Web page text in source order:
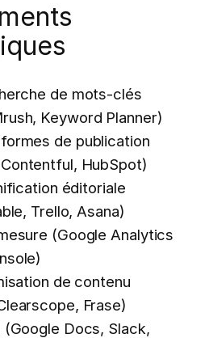
de mots-clés
Keyword Planner)
de publication
HubSpot)
éditoriale
Trello, Asana)
(Google Analytics
de contenu
Frase)
(Google Docs, Slack,